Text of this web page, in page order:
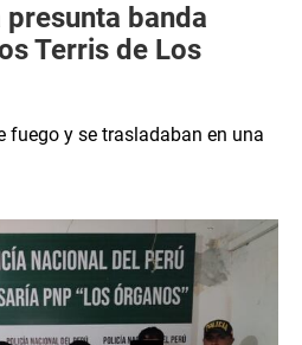
banda
Terris de Los
fuego y se trasladaban en una